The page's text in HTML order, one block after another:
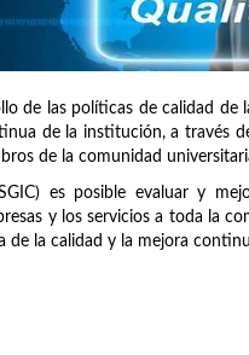
de las políticas de calidad
de la institución, a través
de la comunidad
es posible evaluar y
y los servicios a toda la
de la calidad y la mejora